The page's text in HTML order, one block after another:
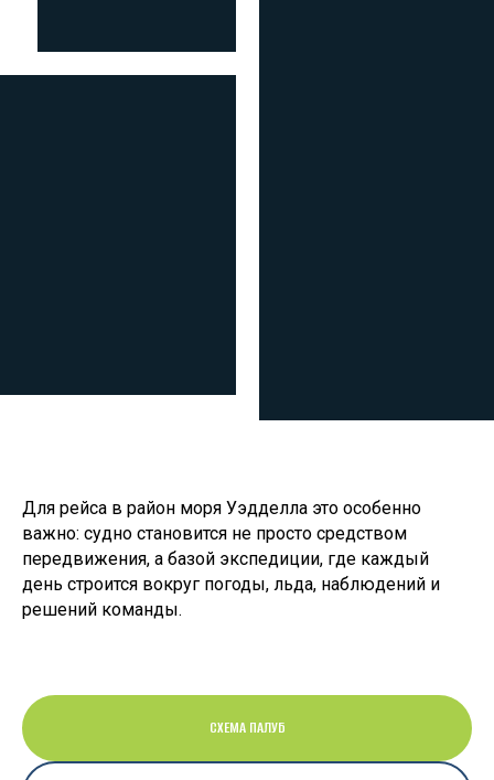
Для рейса в район моря Уэдделла это особенно
важно: судно становится не просто средством
передвижения, а базой экспедиции, где каждый
день строится вокруг погоды, льда, наблюдений и
решений команды.
СХЕМА ПАЛУБ